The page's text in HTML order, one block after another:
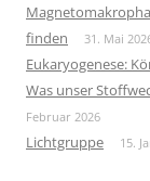
finden
31. Mai
Eukaryogenese:
Was unser
Februar 2026
Lichtgruppe 15.